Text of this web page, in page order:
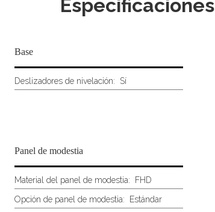
Especificaciones
Base
Deslizadores de nivelación: Sí
Panel de modestia
Material del panel de modestia: FHD
Opción de panel de modestia: Estándar